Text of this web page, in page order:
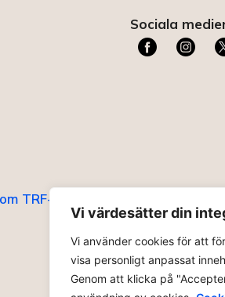
Vi värdesätter din
Vi använder cookies för att
visa personligt anpassat
Genom att klicka på
TRF-kort
Sociala